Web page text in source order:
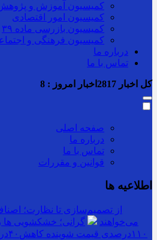
کمیسیون آموزش و
کمیسیون امور اقتصادی
کمیسیون بازرسی ماده ۳۹
کمیسیون فرهنگی و
درباره ما
تماس با ما
کل اخبار اخبار امروز : 8
صفحه اصلی
درباره ما
تماس با ما
قوانین و مقررات
اطلاعیه ها
از تصمیم‌سازی تا نظارت؛
می‌خواهند
گرانی؛ خشکشویی‌ ها
۱۱۰درصدی قیمت شوینده کاهش۴۰درصدی تقاضا